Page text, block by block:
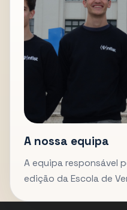
A nossa equipa
A equipa responsável
edição da Escola de